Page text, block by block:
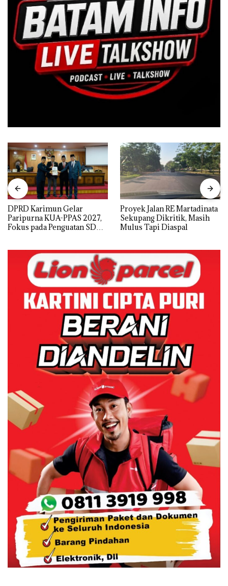
DPRD Karimun Gelar
Paripurna KUA-PPAS 2027,
Fokus pada Penguatan SDM,
Proyek Jalan RE Martadinata
Sekupang Dikritik, Masih
Mulus Tapi Diaspal